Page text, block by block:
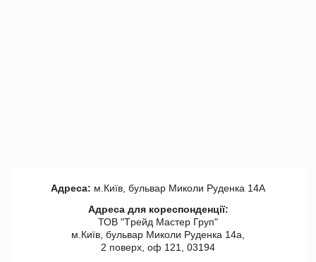
Адреса: м.Київ, бульвар Миколи Руденка 14А
Адреса для кореспонденції:
ТОВ "Tрейд Мастер Груп"
м.Київ, бульвар Миколи Руденка 14а,
2 поверх, оф 121, 03194